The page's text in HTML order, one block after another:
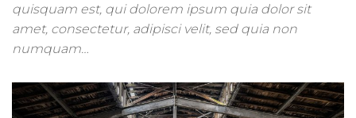
quisquam est, qui dolorem ipsum quia dolor sit
amet, consectetur, adipisci velit, sed quia non
numquam…